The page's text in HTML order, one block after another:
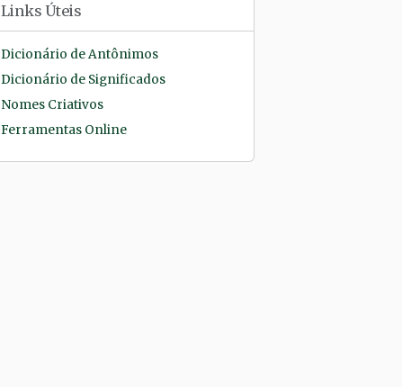
Links Úteis
Dicionário de Antônimos
Dicionário de Significados
Nomes Criativos
Ferramentas Online